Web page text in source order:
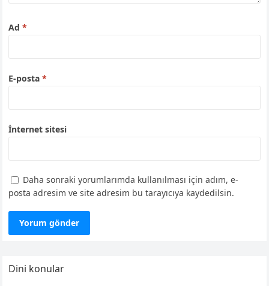
Ad*
E-posta*
İnternet sitesi
Daha sonraki yorumlarımda kullanılması için adım, e-
posta adresim ve site adresim bu tarayıcıya kaydedilsin.
Dini konular